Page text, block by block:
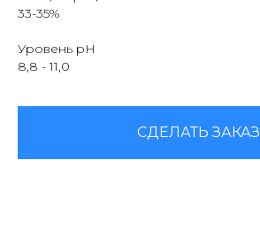
33-35%
Уровень pH
8,8 - 11,0
СДЕЛАТЬ ЗАКАЗ